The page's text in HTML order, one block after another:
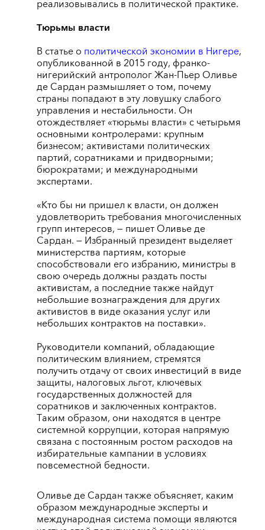
реализовывались в политической практике.
Тюрьмы власти
В статье о политической экономии в Нигере,
опубликованной в 2015 году, франко-
нигерийский антрополог Жан-Пьер Оливье
де Сардан размышляет о том, почему
страны попадают в эту ловушку слабого
управления и нестабильности. Он
отождествляет «тюрьмы власти» с четырьмя
основными контролерами: крупным
бизнесом; активистами политических
партий, соратниками и придворными;
бюрократами; и международными
экспертами.
«Кто бы ни пришел к власти, он должен
удовлетворить требования многочисленных
групп интересов, — пишет Оливье де
Сардан. — Избранный президент выделяет
министерства партиям, которые
способствовали его избранию, министры в
свою очередь должны раздать посты
активистам, а последние также найдут
небольшие вознаграждения для других
активистов в виде оказания услуг или
небольших контрактов на поставки».
Руководители компаний, обладающие
политическим влиянием, стремятся
получить отдачу от своих инвестиций в виде
защиты, налоговых льгот, ключевых
государственных должностей для
соратников и заключенных контрактов.
Таким образом, они находятся в центре
системной коррупции, которая напрямую
связана с постоянным ростом расходов на
избирательные кампании в условиях
повсеместной бедности.
Оливье де Сардан также объясняет, каким
образом международные эксперты и
международная система помощи являются